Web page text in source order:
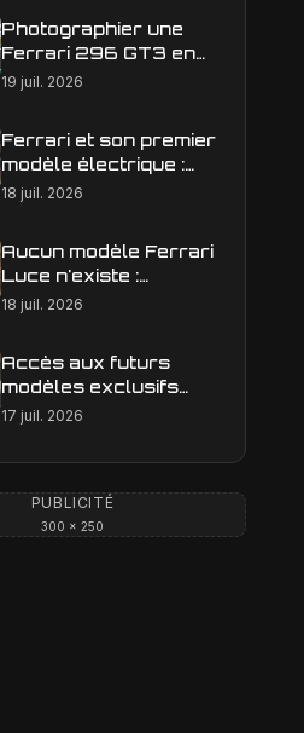
Photographier une
Ferrari 296 GT3 en
action : construire une
19 juil. 2026
Ferrari et son premier
modèle électrique :
calendrier de
18 juil. 2026
Aucun modèle Ferrari
Luce n'existe :
clarification sur les
18 juil. 2026
Accès aux futurs
modèles exclusifs
Ferrari : l'achat
est-il une réalité ?
17 juil. 2026
PUBLICITÉ
300 × 250